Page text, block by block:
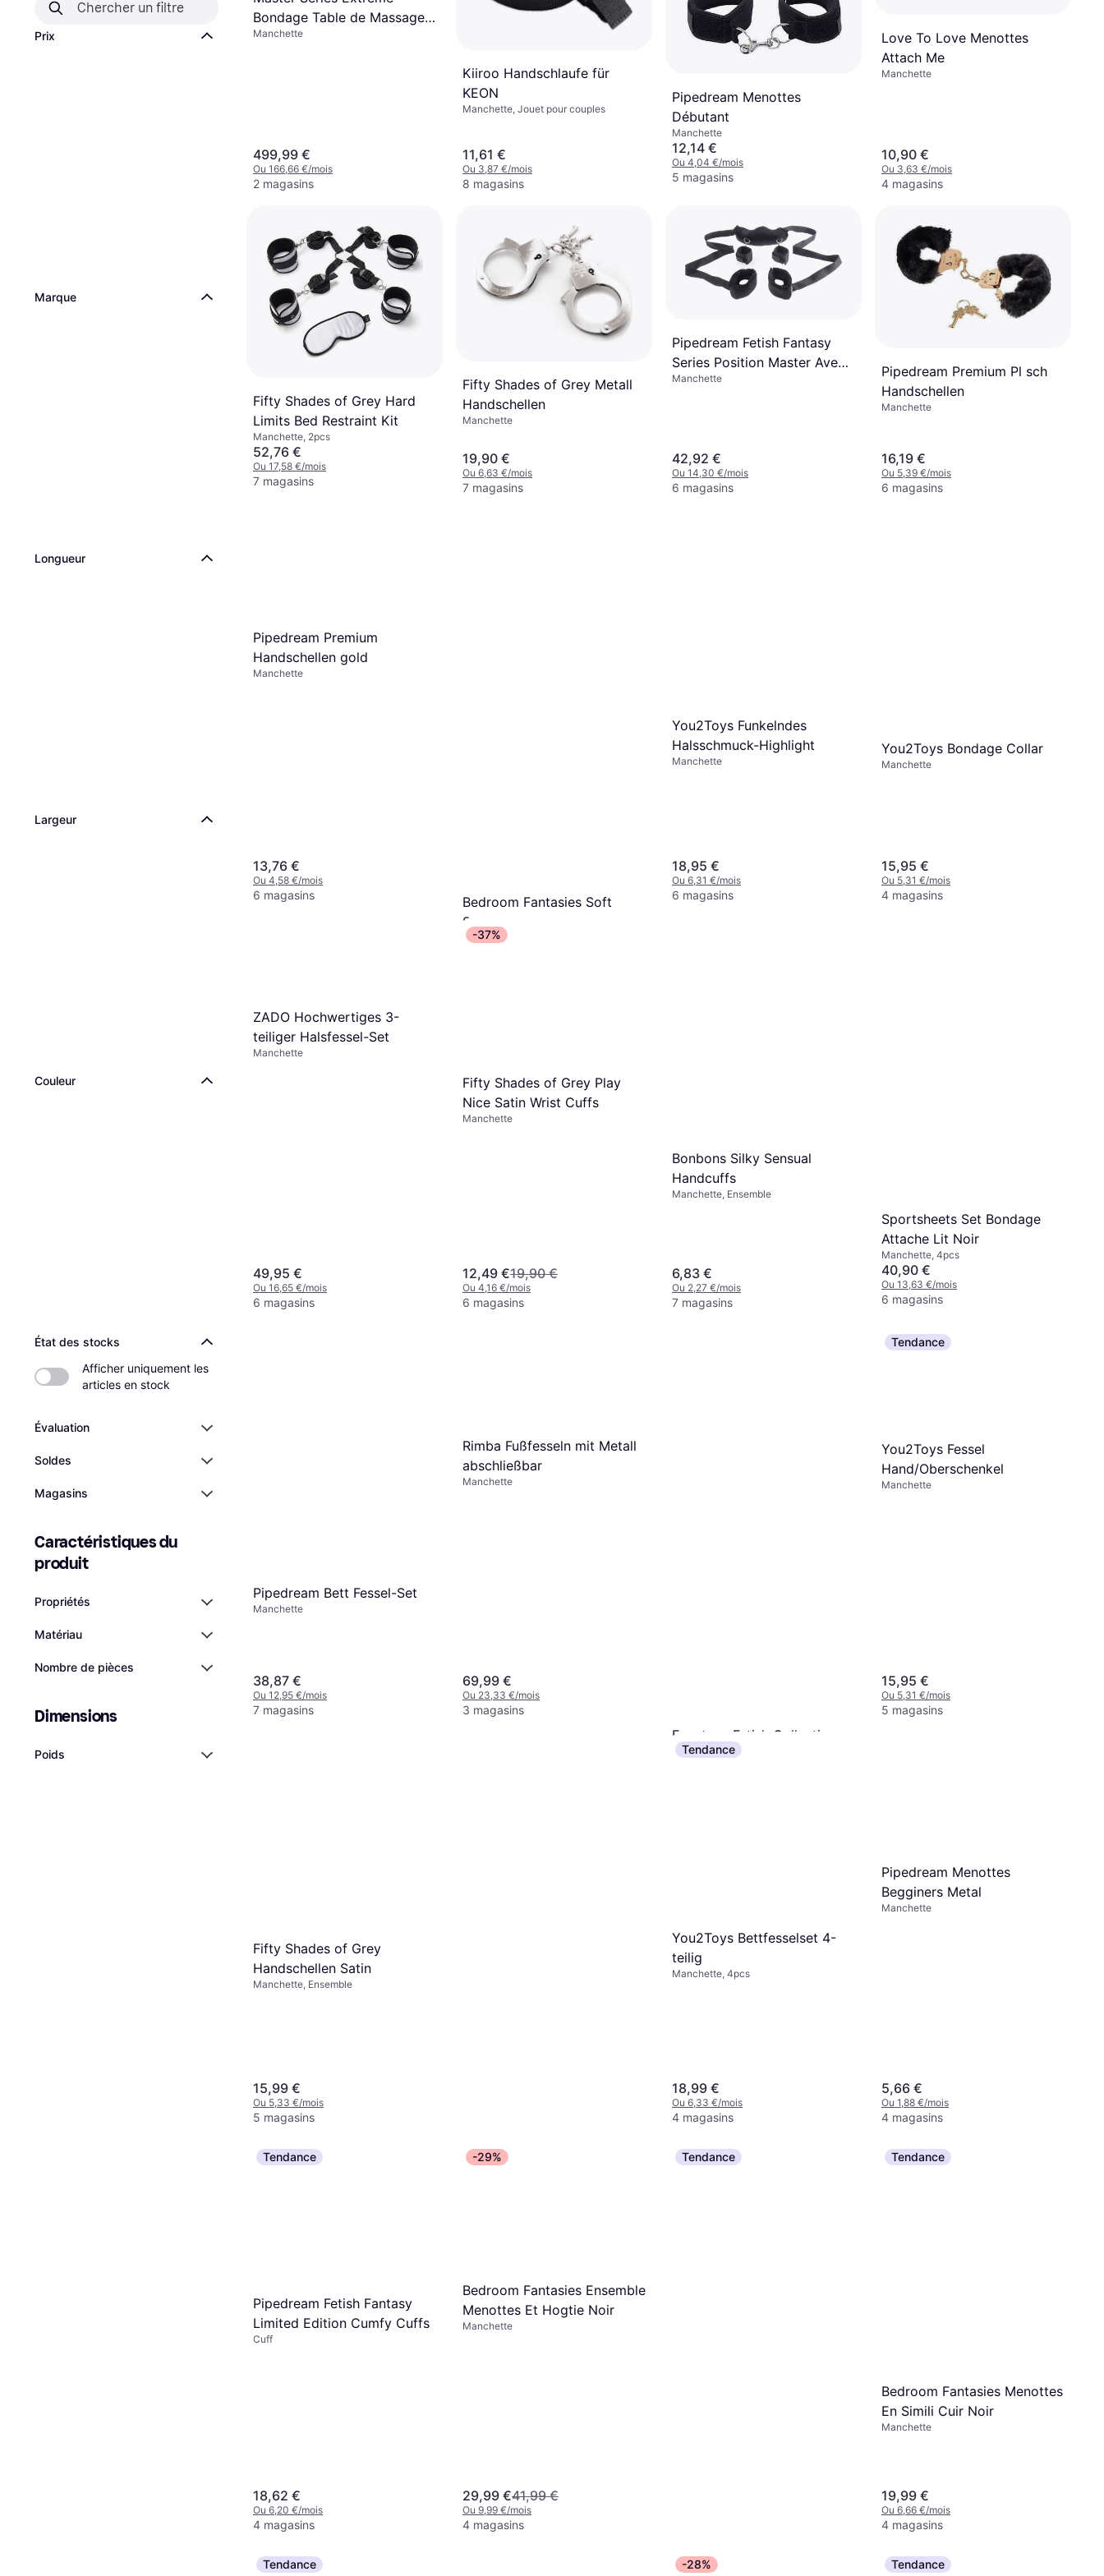
Prix
Marque
Longueur
Largeur
Couleur
État des stocks
Afficher uniquement les
articles en stock
Évaluation
Soldes
Magasins
Caractéristiques du
produit
Propriétés
Matériau
Nombre de pièces
Dimensions
Poids
Bondage Table de Massage
Noir
Manchette
499,99 €
Ou 166,66 €/mois
2 magasins
Kiiroo Handschlaufe für
KEON
Manchette, Jouet pour couples
11,61 €
Ou 3,87 €/mois
8 magasins
Pipedream Menottes
Débutant
Manchette
12,14 €
Ou 4,04 €/mois
5 magasins
Love To Love Menottes
Attach Me
Manchette
10,90 €
Ou 3,63 €/mois
4 magasins
Fifty Shades of Grey Hard
Limits Bed Restraint Kit
Manchette, 2pcs
52,76 €
Ou 17,58 €/mois
7 magasins
Fifty Shades of Grey Metall
Handschellen
Manchette
19,90 €
Ou 6,63 €/mois
7 magasins
Pipedream Fetish Fantasy
Series Position Master Avec
Menottes Noir
Manchette
42,92 €
Ou 14,30 €/mois
6 magasins
Pipedream Premium Pl sch
Handschellen
Manchette
16,19 €
Ou 5,39 €/mois
6 magasins
Pipedream Premium
Handschellen gold
Manchette
13,76 €
Ou 4,58 €/mois
6 magasins
Bedroom Fantasies Soft
Straps Menottes Bras Cou
Noir
Manchette
You2Toys Funkelndes
Halsschmuck-Highlight
Manchette
18,95 €
Ou 6,31 €/mois
6 magasins
You2Toys Bondage Collar
Manchette
15,95 €
Ou 5,31 €/mois
4 magasins
ZADO Hochwertiges 3-
teiliger Halsfessel-Set
Manchette
49,95 €
Ou 16,65 €/mois
6 magasins
-37%
Fifty Shades of Grey Play
Nice Satin Wrist Cuffs
Manchette
12,49 €19,90 €
Ou 4,16 €/mois
6 magasins
Bonbons Silky Sensual
Handcuffs
Manchette, Ensemble
6,83 €
Ou 2,27 €/mois
7 magasins
Sportsheets Set Bondage
Attache Lit Noir
Manchette, 4pcs
40,90 €
Ou 13,63 €/mois
6 magasins
Pipedream Bett Fessel-Set
Manchette
38,87 €
Ou 12,95 €/mois
7 magasins
Rimba Fußfesseln mit Metall
abschließbar
Manchette
69,99 €
Ou 23,33 €/mois
3 magasins
Easytoys Fetish Collection
Under Mattress Restraint Set
Tendance
You2Toys Fessel
Hand/Oberschenkel
Manchette
15,95 €
Ou 5,31 €/mois
5 magasins
Fifty Shades of Grey
Handschellen Satin
Manchette, Ensemble
15,99 €
Ou 5,33 €/mois
5 magasins
Sportsheets Menottes en
Tendance
You2Toys Bettfesselset 4-
teilig
Manchette, 4pcs
18,99 €
Ou 6,33 €/mois
4 magasins
Pipedream Menottes
Begginers Metal
Manchette
5,66 €
Ou 1,88 €/mois
4 magasins
Tendance
Pipedream Fetish Fantasy
Limited Edition Cumfy Cuffs
Cuff
18,62 €
Ou 6,20 €/mois
4 magasins
-29%
Bedroom Fantasies Ensemble
Menottes Et Hogtie Noir
Manchette
29,99 €41,99 €
Ou 9,99 €/mois
4 magasins
Tendance Tendance
Bedroom Fantasies Menottes
En Simili Cuir Noir
Manchette
19,99 €
Ou 6,66 €/mois
4 magasins
Tendance -28% Tendance